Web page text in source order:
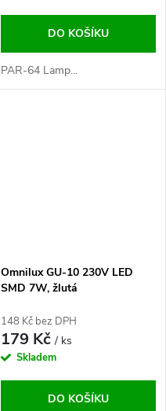
DO KOŠÍKU
PAR-64 Lamp...
Omnilux GU-10 230V LED
SMD 7W, žlutá
148 Kč bez DPH
179 Kč/ ks
Skladem
DO KOŠÍKU